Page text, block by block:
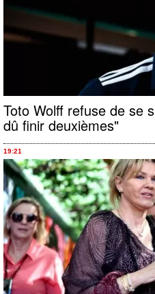
Toto Wolff refuse de se
dû finir deuxièmes"
19:21